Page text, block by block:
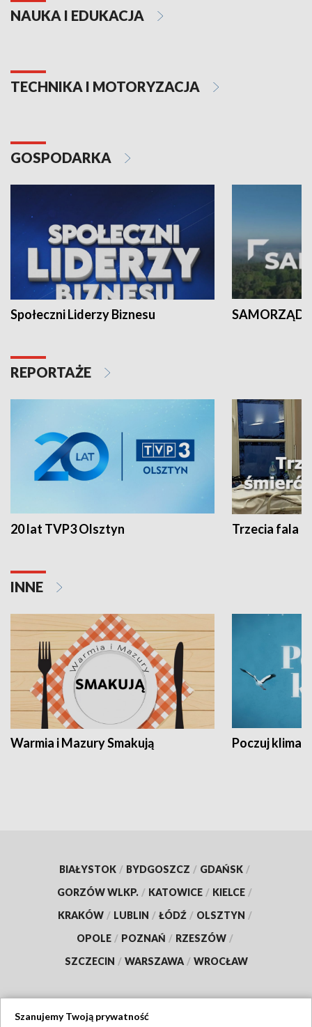
NAUKA I EDUKACJA
TECHNIKA I MOTORYZACJA
GOSPODARKA
Społeczni Liderzy Biznesu SAMORZĄD
REPORTAŻE
20 lat TVP3 Olsztyn Trzecia fala -
INNE
Warmia i Mazury Smakują Poczuj klimat
BIAŁYSTOK / BYDGOSZCZ / GDAŃSK /
GORZÓW WLKP. / KATOWICE / KIELCE /
KRAKÓW / LUBLIN / ŁÓDŹ / OLSZTYN /
OPOLE / POZNAŃ / RZESZÓW /
SZCZECIN / WARSZAWA / WROCŁAW
Szanujemy Twoją prywatność